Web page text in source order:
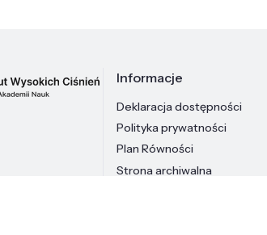
Informacje
Deklaracja dostępności
Polityka prywatności
Plan Równości
Strona archiwalna